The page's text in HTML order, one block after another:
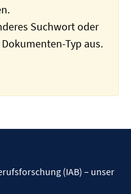
Suchwort oder
Typ aus.
(IAB) – unser